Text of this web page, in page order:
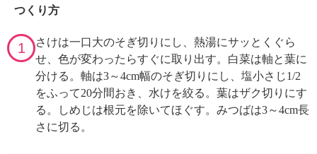
つくり方
1
さけは一口大のそぎ切りにし、熱湯にサッとくぐら
せ、色が変わったらすぐに取り出す。白菜は軸と葉に
分ける。軸は3～4cm幅のそぎ切りにし、塩小さじ1/2
をふって20分間おき、水けを絞る。葉はザク切りにす
る。しめじは根元を除いてほぐす。みつばは3～4cm長
さに切る。